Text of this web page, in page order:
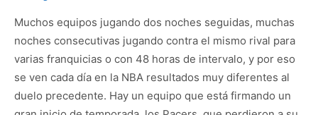
Muchos equipos jugando dos noches seguidas, muchas
noches consecutivas jugando contra el mismo rival para
varias franquicias o con 48 horas de intervalo, y por eso
se ven cada día en la NBA resultados muy diferentes al
duelo precedente. Hay un equipo que está firmando un